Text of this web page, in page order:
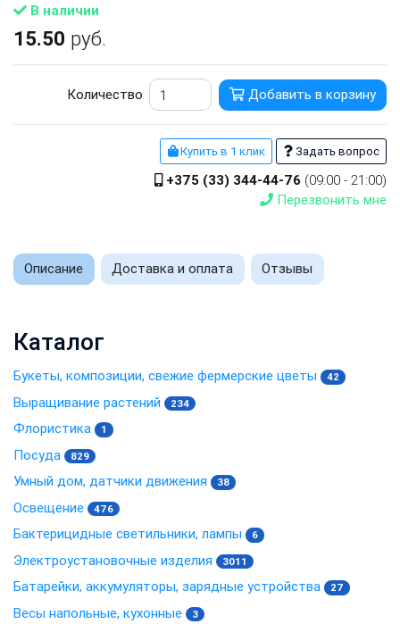
В наличии
15.50 руб.
Количество Добавить в корзину
Купить в 1 клик Задать вопрос
+375 (33) 344-44-76 (09:00 - 21:00)
Перезвонить мне
Описание Доставка и оплата Отзывы
Каталог
Букеты, композиции, свежие фермерские цветы 42
Выращивание растений 234
Флористика 1
Посуда 829
Умный дом, датчики движения 38
Освещение 476
Бактерицидные светильники, лампы 6
Электроустановочные изделия 3011
Батарейки, аккумуляторы, зарядные устройства 27
Весы напольные, кухонные 3